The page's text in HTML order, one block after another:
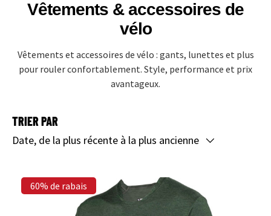
Vêtements & accessoires de
vélo
Vêtements et accessoires de vélo : gants, lunettes et plus
pour rouler confortablement. Style, performance et prix
avantageux.
TRIER PAR
Date, de la plus récente à la plus ancienne
60% de rabais